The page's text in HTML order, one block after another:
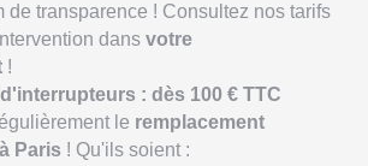
de transparence ! Consultez nos tarifs
dans votre
!
: dès 100 € TTC
le remplacement
Paris ! Qu'ils soient :